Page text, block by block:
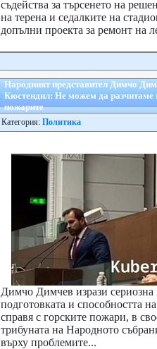
съдейства за търсенето на
на терена и седалките на
допълни проекта за ремонт на
Народният представител Димчо
Кюстендил: Не можем да разчитаме
пожарите
Категория: Политика
Димчо Димчев изрази сериозна
подготовката и способността
справя с горските пожари, в
трибуната на Народното
върху проблемите...